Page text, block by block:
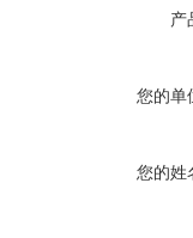
产
您的单
您的姓